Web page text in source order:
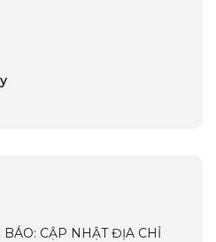
BÁO: CẬP NHẬT ĐỊA CHỈ